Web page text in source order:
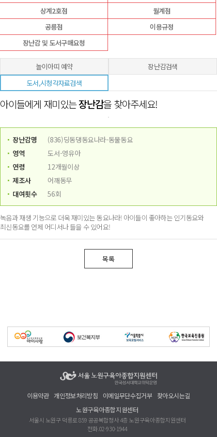
상계2호점
월계점
공릉점
이용규정
장난감 및 도서구매요청
놀이아띠 예약
장난감검색
도서,시청각자료검색
아이들에게 재미있는장난감을 찾아주세요!
장난감명
(836)딩동댕동요나라-동물동요
영역
도서-영유아
연령
12개월이상
제조사
어깨동무
대여횟수
56회
녹음과 재생 기능으로 더욱 재미있는 동요나라! 아이들이 좋아하는 인기동요와
최신동요를 언제 어디서나 들을 수 있어요!
목록
이용약관 개인정보처리방침 이메일무단수집거부 찾아오시는길
노원구육아종합지원센터
서울시 노원구 덕릉로 859 공공복합청사 4층 노원구육아종합지원센터
전화.02-930-1944